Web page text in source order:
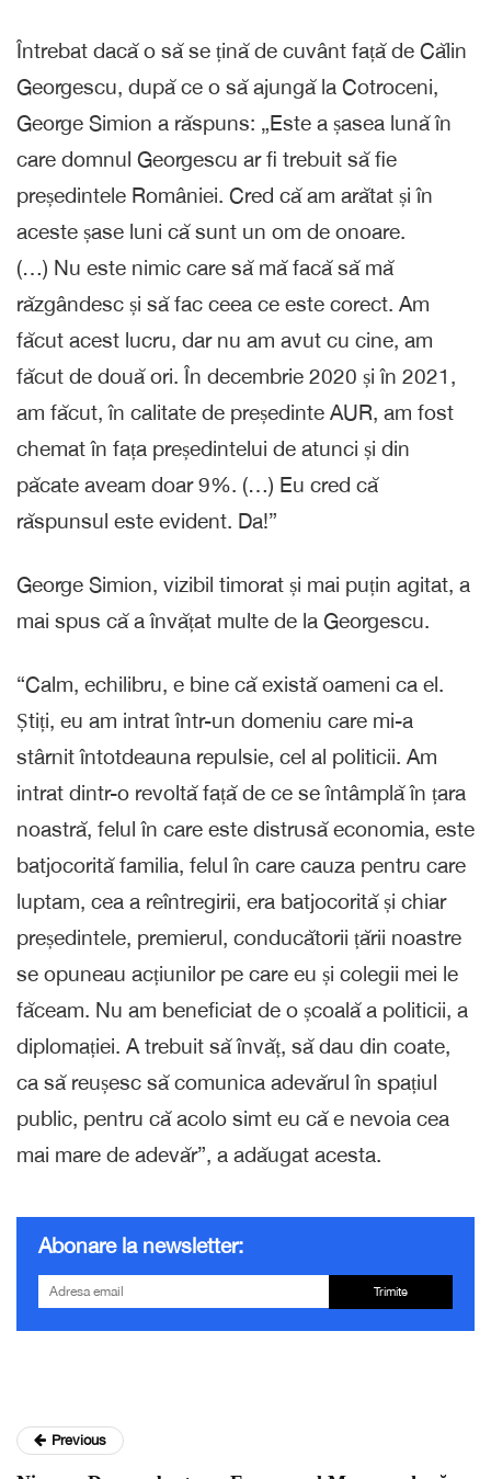
Întrebat dacă o să se țină de cuvânt față de Călin
Georgescu, după ce o să ajungă la Cotroceni,
George Simion a răspuns: „Este a șasea lună în
care domnul Georgescu ar fi trebuit să fie
președintele României. Cred că am arătat și în
aceste șase luni că sunt un om de onoare.
(…) Nu este nimic care să mă facă să mă
răzgândesc și să fac ceea ce este corect. Am
făcut acest lucru, dar nu am avut cu cine, am
făcut de două ori. În decembrie 2020 și în 2021,
am făcut, în calitate de președinte AUR, am fost
chemat în fața președintelui de atunci și din
păcate aveam doar 9%. (…) Eu cred că
răspunsul este evident. Da!”
George Simion, vizibil timorat și mai puțin agitat, a
mai spus că a învățat multe de la Georgescu.
“Calm, echilibru, e bine că există oameni ca el.
Știți, eu am intrat într-un domeniu care mi-a
stârnit întotdeauna repulsie, cel al politicii. Am
intrat dintr-o revoltă față de ce se întâmplă în țara
noastră, felul în care este distrusă economia, este
batjocorită familia, felul în care cauza pentru care
luptam, cea a reîntregirii, era batjocorită și chiar
președintele, premierul, conducătorii țării noastre
se opuneau acțiunilor pe care eu și colegii mei le
făceam. Nu am beneficiat de o școală a politicii, a
diplomației. A trebuit să învăț, să dau din coate,
ca să reușesc să comunica adevărul în spațiul
public, pentru că acolo simt eu că e nevoia cea
mai mare de adevăr”, a adăugat acesta.
Abonare la newsletter:
Trimite
Previous